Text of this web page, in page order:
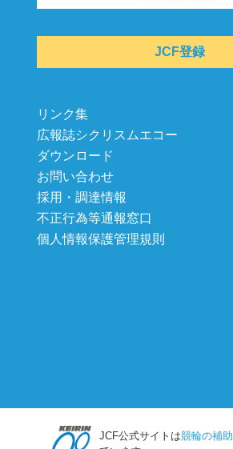
JCF登録
リンク集
広報誌シクリスムエコー
ダウンロード
お問い合わせ
採用・調達情報
不正行為等通報窓口
個人情報保護管理規則
JCF公式サイトは競輪の補助